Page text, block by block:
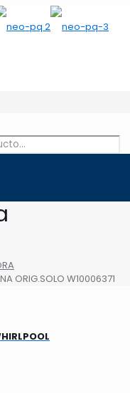
ORIG.SOLO W10006371